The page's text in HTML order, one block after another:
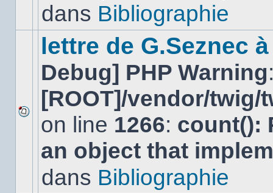
dans
sujet.
dans Bibliographie
Aucun
nouveau
message
non-
dans
lettre de G.Seznec
Debug] PHP Warning
[ROOT]/vendor/
on line 1266: count():
an object that
dans Bibliographie